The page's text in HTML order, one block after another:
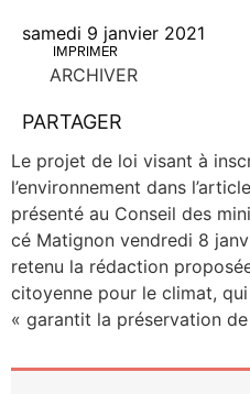
samedi 9 janvier 2021
IMPRIMER
ARCHIVER
PARTAGER
Le pro­jet de loi visant à
l’environnement dans
pré­sen­té au Conseil des
cé Mati­gnon ven­dre­di 8
rete­nu la rédac­tion
citoyenne pour le cli­mat,
« garan­tit la pré­ser­va­tion